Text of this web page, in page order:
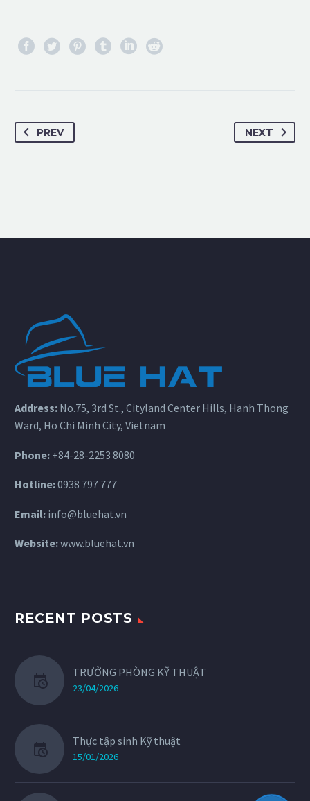
PREV NEXT
Address: No.75, 3rd St., Cityland Center Hills, Hanh Thong
Ward, Ho Chi Minh City, Vietnam
Phone: +84-28-2253 8080
Hotline:0938 797 777
Email: info@bluehat.vn
Website:www.bluehat.vn
RECENT POSTS
TRƯỞNG PHÒNG KỸ THUẬT
23/04/2026
Thực tập sinh Kỹ thuật
15/01/2026